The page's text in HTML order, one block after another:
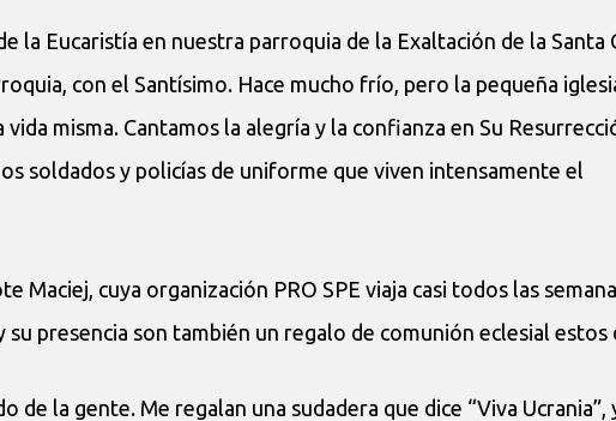
la Eucaristía en nuestra parroquia de la Exaltación de la Santa
con el Santísimo. Hace mucho frío, pero la pequeña
misma. Cantamos la alegría y la confianza en Su
soldados y policías de uniforme que viven intensamente el
Maciej, cuya organización PRO SPE viaja casi todos las
su presencia son también un regalo de comunión eclesial estos
la gente. Me regalan una sudadera que dice “Viva Ucrania”,